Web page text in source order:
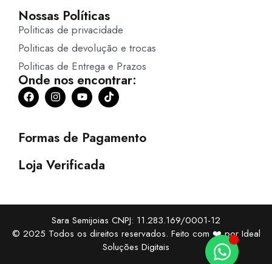
Nossas Políticas
Politicas de privacidade
Politicas de devolução e trocas
Politicas de Entrega e Prazos
Onde nos encontrar:
Formas de Pagamento
Loja Verificada
Sara Semijoias CNPJ: 11.283.169/0001-12
© 2025 Todos os direitos reservados. Feito com ❤️ por Ideal
Soluções Digitais